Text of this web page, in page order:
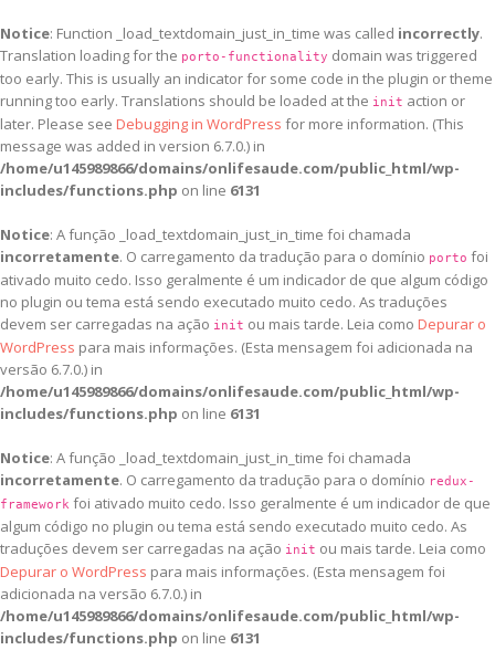
Notice: Function _load_textdomain_just_in_time was called incorrectly.
Translation loading for the porto-functionality domain was triggered
too early. This is usually an indicator for some code in the plugin or theme
running too early. Translations should be loaded at the init action or
later. Please see Debugging in WordPress for more information. (This
message was added in version 6.7.0.) in
/home/u145989866/domains/onlifesaude.com/public_html/wp-
includes/functions.php on line 6131
Notice: A função _load_textdomain_just_in_time foi chamada
incorretamente. O carregamento da tradução para o domínio porto foi
ativado muito cedo. Isso geralmente é um indicador de que algum código
no plugin ou tema está sendo executado muito cedo. As traduções
devem ser carregadas na ação init ou mais tarde. Leia como Depurar o
WordPress para mais informações. (Esta mensagem foi adicionada na
versão 6.7.0.) in
/home/u145989866/domains/onlifesaude.com/public_html/wp-
includes/functions.php on line 6131
Notice: A função _load_textdomain_just_in_time foi chamada
incorretamente. O carregamento da tradução para o domínio redux-
framework foi ativado muito cedo. Isso geralmente é um indicador de que
algum código no plugin ou tema está sendo executado muito cedo. As
traduções devem ser carregadas na ação init ou mais tarde. Leia como
Depurar o WordPress para mais informações. (Esta mensagem foi
adicionada na versão 6.7.0.) in
/home/u145989866/domains/onlifesaude.com/public_html/wp-
includes/functions.php on line 6131